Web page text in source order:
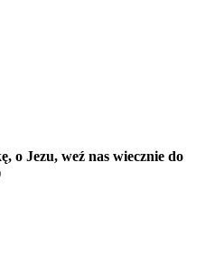
o Jezu, weź nas wiecznie do